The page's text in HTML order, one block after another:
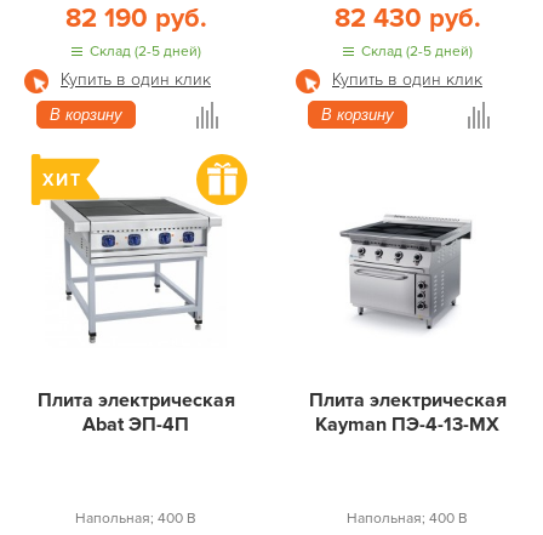
82 190 руб.
Склад (2-5 дней)
Купить в один клик
В корзину
82 430 руб.
Склад (2-5 дней)
Купить в один клик
В корзину
Плита электрическая
Abat ЭП-4П
Напольная; 400 В
Плита электрическая
Kayman ПЭ-4-13-МХ
Напольная; 400 В